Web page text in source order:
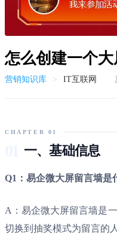
怎么创建一个
营销知识库 > IT互联网
CHAPTER 01
一、基础信息
Q1：易企微大屏留言墙是
A：易企微大屏留言墙是
切换到抽奖模式为留言的